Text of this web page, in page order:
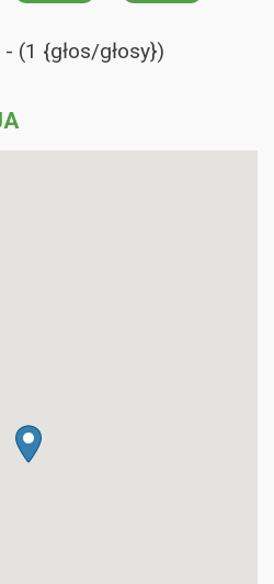
(1 {głos/głosy})